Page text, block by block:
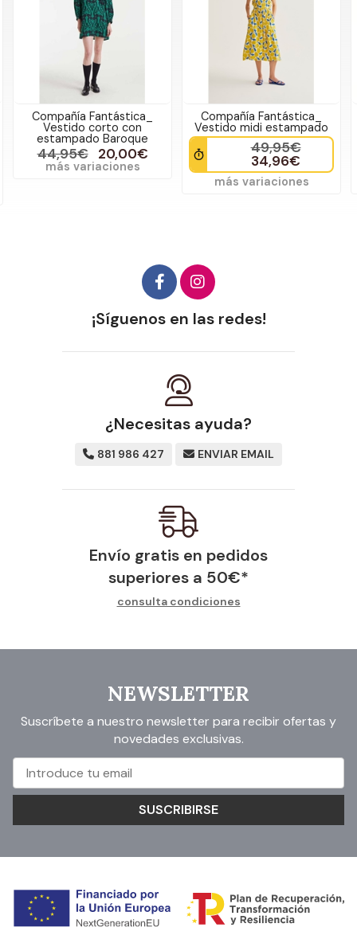
Compañía Fantástica_
Vestido corto con
estampado Baroque
44,95€ 20,00€
más variaciones
Compañía Fantástica_
Vestido midi estampado
49,95€
34,96€
más variaciones
¡Síguenos en las redes!
¿Necesitas ayuda?
881 986 427 ENVIAR EMAIL
Envío gratis en pedidos
superiores a 50€*
consulta condiciones
NEWSLETTER
Suscríbete a nuestro newsletter para recibir ofertas y
novedades exclusivas.
SUSCRIBIRSE